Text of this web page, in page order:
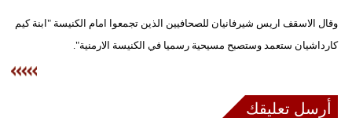
سيارات
وقال الاسقف اريس شيرفانيان للصحافيين الذين تجمعوا امام الكنيسة "ابنة كيم
كارداشيان ستعمد وستصبح مسيحية رسميا في الكنيسة الارمنية".
أرسل تعليقك